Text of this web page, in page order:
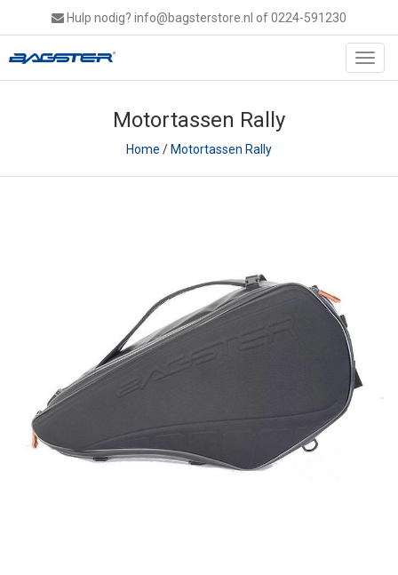
Hulp nodig? info@bagsterstore.nl of 0224-591230
Motortassen Rally
Home /Motortassen Rally